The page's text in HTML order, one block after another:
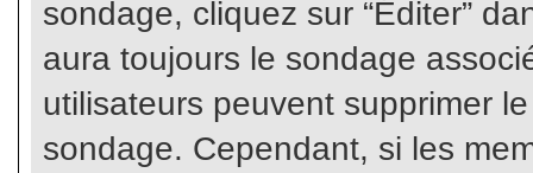
sondage, cliquez sur “Éditer”
aura toujours le sondage
utilisateurs peuvent supprimer
sondage. Cependant, si les